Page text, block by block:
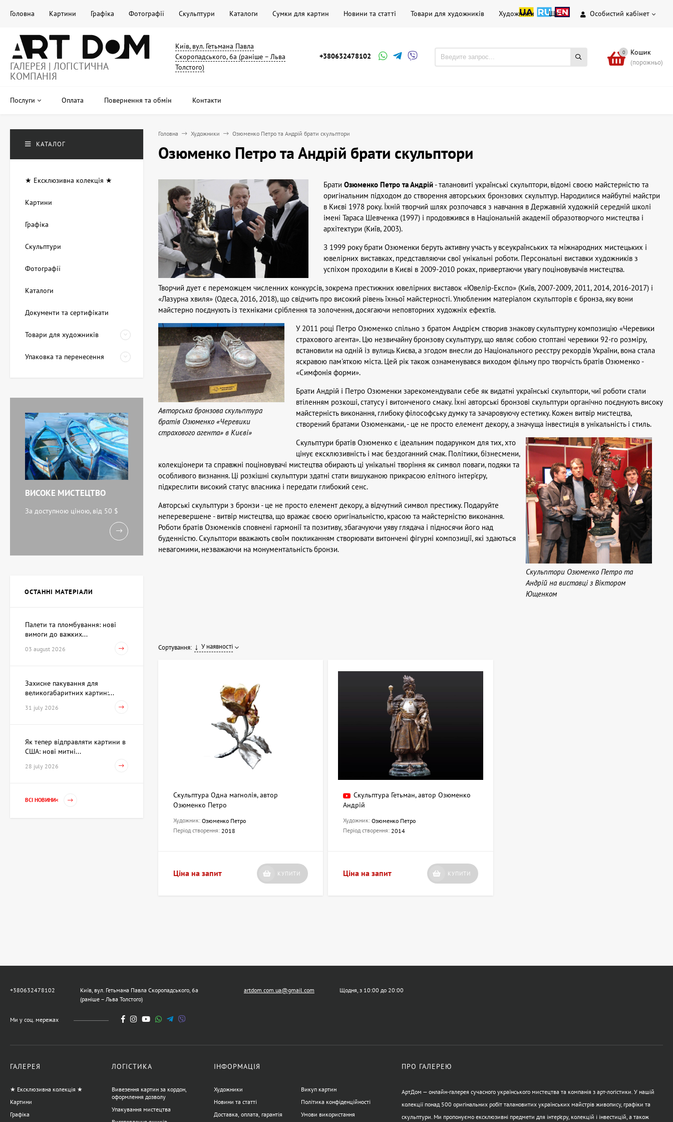
Особистий кабінет
Головна Картини Графіка Фотографії Скульптури Каталоги Сумки для картин Новини та статті Товари для художників Художники Ще
ГАЛЕРЕЯ | ЛОГІСТИЧНА
КОМПАНІЯ
Київ, вул. Гетьмана Павла
Скоропадського, 6а (раніше – Льва
Толстого)
+380632478102 0 Кошик
(порожньо)
Послуги Оплата Повернення та обмін Контакти
Головна Художники Озюменко Петро та Андрій брати скульптори
Озюменко Петро та Андрій брати скульптори
Брати Озюменко Петро та Андрій- талановиті українські скульптори, відомі своєю майстерністю та
оригінальним підходом до створення авторських бронзових скульптур. Народилися майбутні майстри
в Києві 1978 року. Їхній творчий шлях розпочався з навчання в Державній художній середній школі
імені Тараса Шевченка (1997) і продовжився в Національній академії образотворчого мистецтва і
архітектури (Київ, 2003).
З 1999 року брати Озюменки беруть активну участь у всеукраїнських та міжнародних мистецьких і
ювелірних виставках, представляючи свої унікальні роботи. Персональні виставки художників з
успіхом проходили в Києві в 2009-2010 роках, привертаючи увагу поціновувачів мистецтва.
Творчий дует є переможцем численних конкурсів, зокрема престижних ювелірних виставок «Ювелір-Експо» (Київ, 2007-2009, 2011, 2014, 2016-2017) і
«Лазурна хвиля» (Одеса, 2016, 2018), що свідчить про високий рівень їхньої майстерності. Улюбленим матеріалом скульпторів є бронза, яку вони
майстерно поєднують із техніками сріблення та золочення, досягаючи неповторних художніх ефектів.
Авторська бронзова скульптура
братів Озюменко «Черевики
страхового агента» в Києві»
У 2011 році Петро Озюменко спільно з братом Андрієм створив знакову скульптурну композицію «Черевики
страхового агента». Цю незвичайну бронзову скульптуру, що являє собою стоптані черевики 92-го розміру,
встановили на одній із вулиць Києва, а згодом внесли до Національного реєстру рекордів України, вона стала
яскравою пам'яткою міста. Цей рік також ознаменувався виходом фільму про творчість братів Озюменко -
«Симфонія форми».
Брати Андрій і Петро Озюменки зарекомендували себе як видатні українські скульптори, чиї роботи стали
втіленням розкоші, статусу і витонченого смаку. Їхні авторські бронзові скульптури органічно поєднують високу
майстерність виконання, глибоку філософську думку та зачаровуючу естетику. Кожен витвір мистецтва,
створений братами Озюменками, - це не просто елемент декору, а значуща інвестиція в унікальність і стиль.
Скульптори Озюменко Петро та
Андрій на виставці з Віктором
Ющенком
Скульптури братів Озюменко є ідеальним подарунком для тих, хто
цінує ексклюзивність і має бездоганний смак. Політики, бізнесмени,
колекціонери та справжні поціновувачі мистецтва обирають ці унікальні творіння як символ поваги, подяки та
особливого визнання. Ці розкішні скульптури здатні стати вишуканою прикрасою елітного інтер'єру,
підкреслити високий статус власника і передати глибокий сенс.
Авторські скульптури з бронзи - це не просто елемент декору, а відчутний символ престижу. Подаруйте
неперевершене - витвір мистецтва, що вражає своєю оригінальністю, красою та майстерністю виконання.
Роботи братів Озюменків сповнені гармонії та позитиву, збагачуючи уяву глядача і підносячи його над
буденністю. Скульптори вважають своїм покликанням створювати витончені фігурні композиції, які здаються
невагомими, незважаючи на монументальність бронзи.
Сортування: У наявності
Скульптура Одна магнолія, автор
Озюменко Петро
Художник: Озюменко Петро
Період створення: 2018
Ціна на запит КУПИТИ
Скульптура Гетьман, автор Озюменко
Андрій
Художник:Озюменко Петро
Період створення: 2014
Ціна на запит КУПИТИ
КАТАЛОГ
★ Ексклюзивна колекція ★
Картини
Графіка
Скульптури
Фотографії
Каталоги
Документи та сертифікати
Товари для художників
Упаковка та перенесення
ВИСОКЕ МИСТЕЦТВО
За доступною ціною, від 50 $
ОСТАННІ МАТЕРІАЛИ
Палети та пломбування: нові
вимоги до важких...
03 august 2026
Захисне пакування для
великогабаритних картин:...
31 july 2026
Як тепер відправляти картини в
США: нові митні...
28 july 2026
ВСІ НОВИНИ<
+380632478102
Київ, вул. Гетьмана Павла Скоропадського, 6а
(раніше – Льва Толстого)
artdom.com.ua@gmail.com Щодня, з 10:00 до 20:00
Ми у соц. мережах
ГАЛЕРЕЯ
★ Ексклюзивна колекція ★
Картини
Графіка
ЛОГІСТИКА
Вивезення картин за кордон,
оформлення дозволу
Упакування мистецтва
ІНФОРМАЦІЯ
Художники
Новини та статті
Доставка, оплата, гарантія
Викуп картин
Політика конфіденційності
Умови використання
ПРО ГАЛЕРЕЮ
АртДом — онлайн-галерея сучасного українського мистецтва та компанія з арт-логістики. У нашій
колекції понад 500 оригінальних робіт талановитих українських майстрів живопису, графіки та
скульптури. Ми пропонуємо ексклюзивні предмети для інтер’єру, колекцій і інвестицій, а також